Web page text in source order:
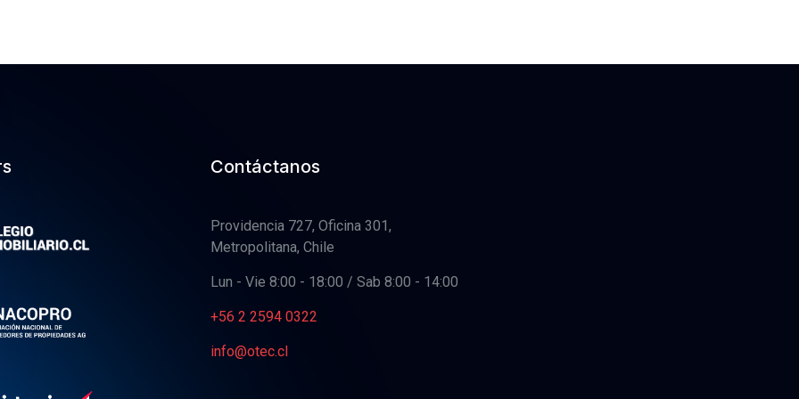
Contáctanos
Providencia 727, Oficina 301,
Metropolitana, Chile
Lun - Vie 8:00 - 18:00 / Sab 8:00 - 14:00
+56 2 2594 0322
info@otec.cl